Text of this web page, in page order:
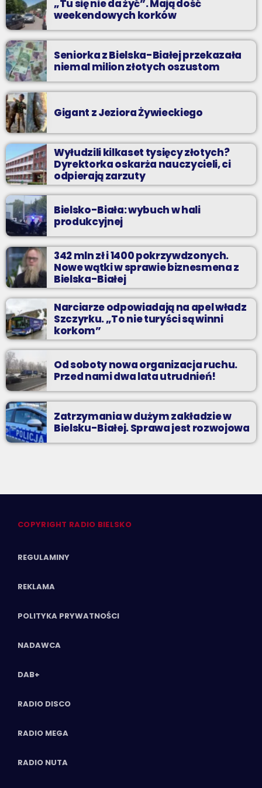
„Tu się nie da żyć”. Mają dość
weekendowych korków
Seniorka z Bielska-Białej przekazała
niemal milion złotych oszustom
Gigant z Jeziora Żywieckiego
Wyłudzili kilkaset tysięcy złotych?
Dyrektorka oskarża nauczycieli, ci
odpierają zarzuty
Bielsko-Biała: wybuch w hali
produkcyjnej
342 mln zł i 1400 pokrzywdzonych.
Nowe wątki w sprawie biznesmena z
Bielska-Białej
Narciarze odpowiadają na apel władz
Szczyrku. „To nie turyści są winni
korkom”
Od soboty nowa organizacja ruchu.
Przed nami dwa lata utrudnień!
Zatrzymania w dużym zakładzie w
Bielsku-Białej. Sprawa jest rozwojowa
COPYRIGHT RADIO BIELSKO
REGULAMINY
REKLAMA
POLITYKA PRYWATNOŚCI
NADAWCA
DAB+
RADIO DISCO
RADIO MEGA
RADIO NUTA